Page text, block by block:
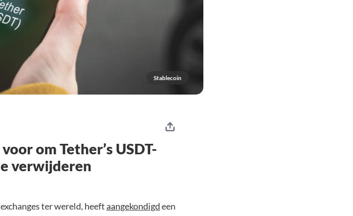
Stablecoin
om Tether’s USDT-
verwijderen
ter wereld, heeftaangekondigdeen